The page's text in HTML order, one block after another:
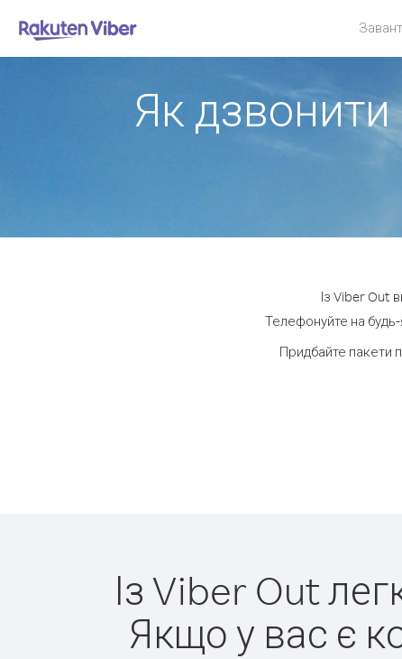
Як
Із Viber Out
Телефонуйте на
Придбайте пакети
Із Viber Out
Якщо у вас є